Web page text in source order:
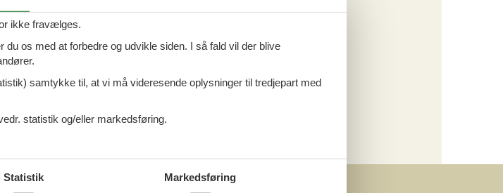
Ijsselmeer
Tema
Luksus
ikke fravælges.
os med at forbedre og udvikle siden. I så fald vil der blive
samtykke til, at vi må videresende oplysninger til tredjepart med
statistik og/eller markedsføring.
Statistik Markedsføring